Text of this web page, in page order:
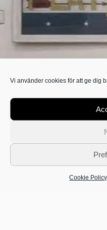
Vi använder cookies för att ge dig
Cookie Policy